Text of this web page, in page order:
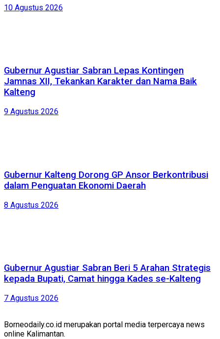
10 Agustus 2026
Gubernur Agustiar Sabran Lepas Kontingen
Jamnas XII, Tekankan Karakter dan Nama Baik
Kalteng
9 Agustus 2026
Gubernur Kalteng Dorong GP Ansor Berkontribusi
dalam Penguatan Ekonomi Daerah
8 Agustus 2026
Gubernur Agustiar Sabran Beri 5 Arahan Strategis
kepada Bupati, Camat hingga Kades se-Kalteng
7 Agustus 2026
Borneodaily.co.id merupakan portal media terpercaya news
online Kalimantan.